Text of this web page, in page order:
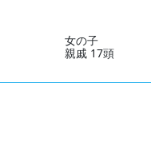
女の子
親戚 17頭